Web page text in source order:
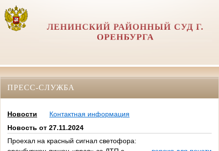
ЛЕНИНСКИЙ РАЙОННЫЙ СУД Г.
ОРЕНБУРГА
ПРЕСС-СЛУЖБА
Новости
Контактная информация
Новость от 27.11.2024
Проехал на красный сигнал светофора: